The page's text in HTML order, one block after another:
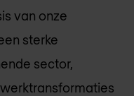
van onze
sterke
sector,